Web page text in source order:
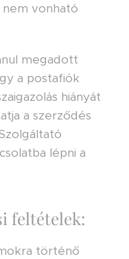
vonható
megadott
a postafiók
hiányát
a szerződés
lépni a
feltételek:
történő